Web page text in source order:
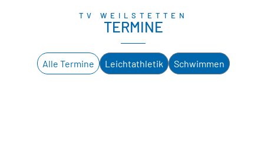
TV WEILSTETTEN
TERMINE
Leichtathletik Schwimmen
Alle Termine